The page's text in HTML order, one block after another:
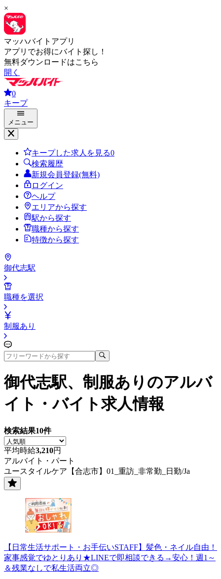
×
マッハバイトアプリ
アプリでお得にバイト探し！
無料ダウンロードはこちら
開く
0
キープ
メニュー
キープした求人を見る0
検索履歴
新規会員登録(無料)
ログイン
ヘルプ
エリアから探す
駅から探す
職種から探す
特徴から探す
御代志駅
職種を選択
制服あり
御代志駅、制服あり のアルバ
イト・バイト求人情報
検索結果10件
平均時給3,210円
アルバイト・パート
ユースタイルケア【合志市】01_重訪_非常勤_日勤/Ja
【日常生活サポート・お手伝いSTAFF】髪色・ネイル自由！
家事感覚でゆとりあり★LINEで即相談できる→安心！週1～
＆残業なしで私生活両立◎